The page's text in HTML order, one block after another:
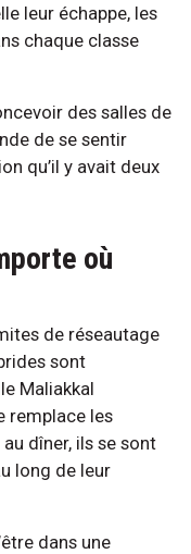
leur échappe, les
chaque classe
des salles de
de se sentir
qu’il y avait deux
où
de réseautage
sont
Maliakkal
remplace les
dîner, ils se sont
long de leur
dans une